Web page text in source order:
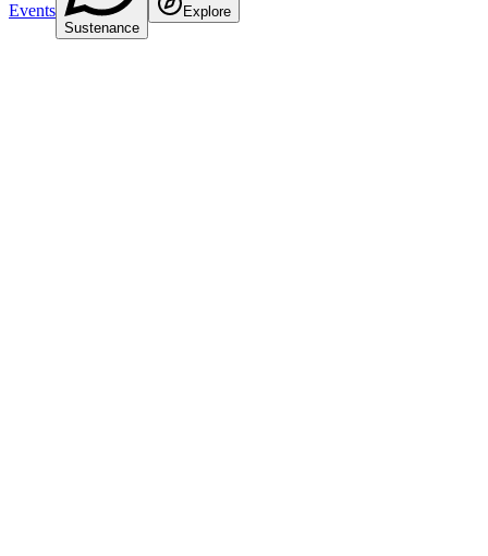
Events
Sustenance
Explore